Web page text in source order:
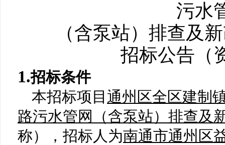
污水
（含泵站）排查及
招标公告（
1.招标条件
本招标项目 通州区全区建制
路污水管网（含泵站）排查及
称）， 招标人 为南通市通州区